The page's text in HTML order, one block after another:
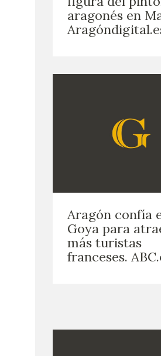
aragonés en
Aragón confía
Goya para
más turistas
franceses.